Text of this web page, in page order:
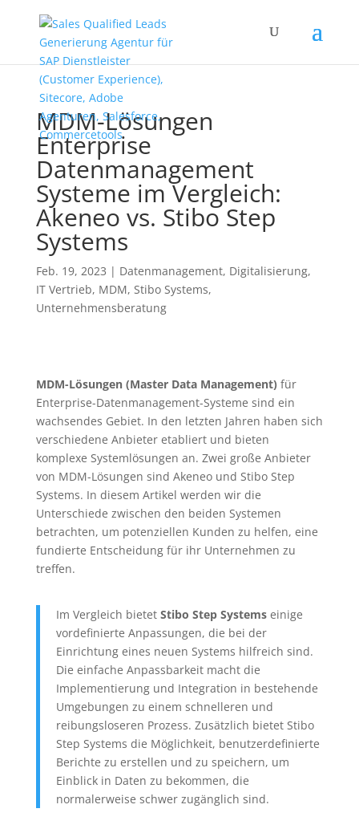
MDM-Lösungen
Enterprise
Datenmanagement
Systeme im Vergleich:
Akeneo vs. Stibo Step
Systems
Feb. 19, 2023 | Datenmanagement, Digitalisierung,
IT Vertrieb, MDM, Stibo Systems,
Unternehmensberatung
MDM-Lösungen (Master Data Management) für
Enterprise-Datenmanagement-Systeme sind ein
wachsendes Gebiet. In den letzten Jahren haben sich
verschiedene Anbieter etabliert und bieten
komplexe Systemlösungen an. Zwei große Anbieter
von MDM-Lösungen sind Akeneo und Stibo Step
Systems. In diesem Artikel werden wir die
Unterschiede zwischen den beiden Systemen
betrachten, um potenziellen Kunden zu helfen, eine
fundierte Entscheidung für ihr Unternehmen zu
treffen.
Im Vergleich bietet Stibo Step Systemseinige
vordefinierte Anpassungen, die bei der
Einrichtung eines neuen Systems hilfreich sind.
Die einfache Anpassbarkeit macht die
Implementierung und Integration in bestehende
Umgebungen zu einem schnelleren und
reibungsloseren Prozess. Zusätzlich bietet Stibo
Step Systems die Möglichkeit, benutzerdefinierte
Berichte zu erstellen und zu speichern, um
Einblick in Daten zu bekommen, die
normalerweise schwer zugänglich sind.